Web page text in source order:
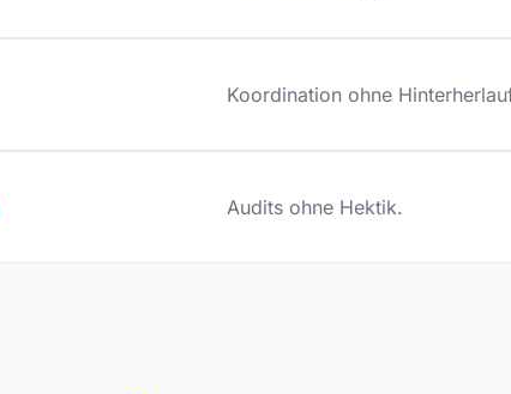
Koordination ohne
Audits ohne Hektik.